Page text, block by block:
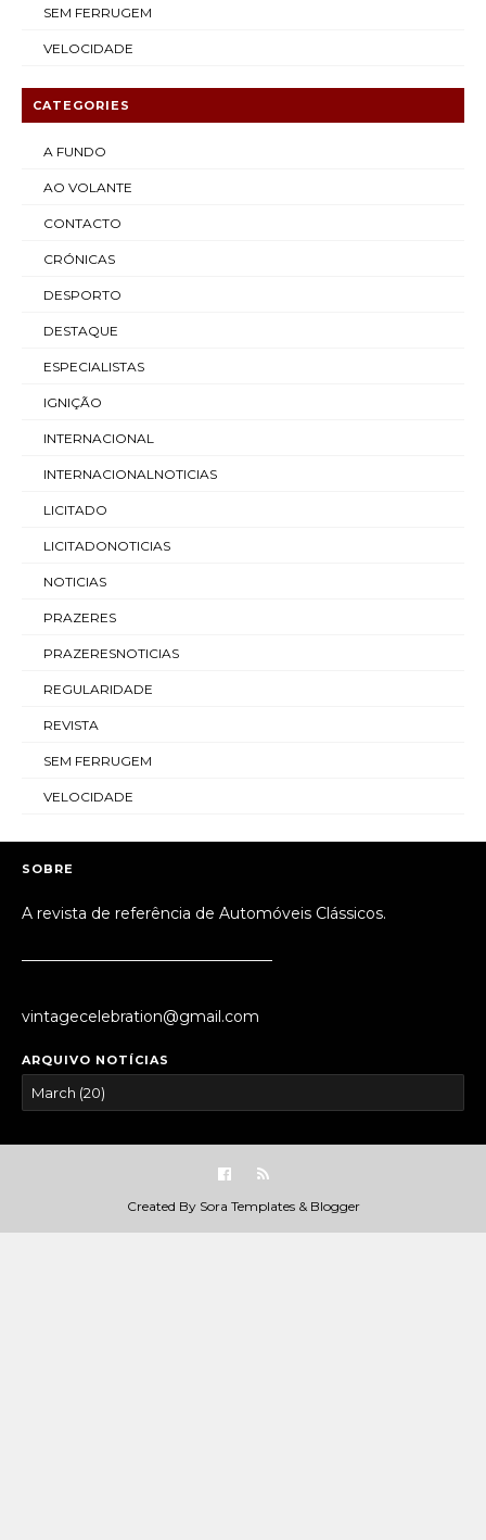
SEM FERRUGEM
VELOCIDADE
CATEGORIES
A FUNDO
AO VOLANTE
CONTACTO
CRÓNICAS
DESPORTO
DESTAQUE
ESPECIALISTAS
IGNIÇÃO
INTERNACIONAL
INTERNACIONALNOTICIAS
LICITADO
LICITADONOTICIAS
NOTICIAS
PRAZERES
PRAZERESNOTICIAS
REGULARIDADE
REVISTA
SEM FERRUGEM
VELOCIDADE
SOBRE
A revista de referência de Automóveis Clássicos.
vintagecelebration@gmail.com
ARQUIVO NOTÍCIAS
Created By Sora Templates& Blogger